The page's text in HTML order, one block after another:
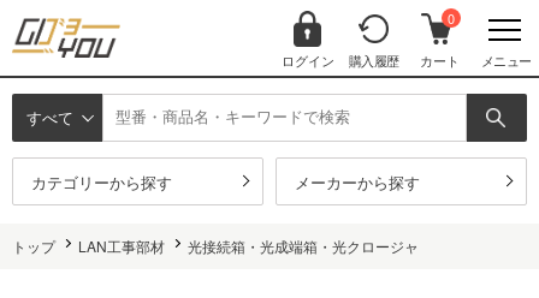
ログイン 購入履歴
0
カート メニュー
すべて
カテゴリーから探す メーカーから探す
トップ LAN工事部材 光接続箱・光成端箱・光クロージャ